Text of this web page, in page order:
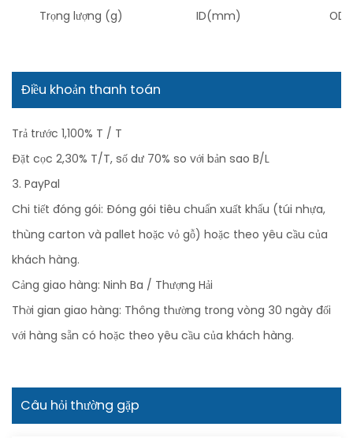
Trọng lượng (g) ID(mm) OD
Điều khoản thanh toán
Trả trước 1,100% T / T
Đặt cọc 2,30% T/T, số dư 70% so với bản sao B/L
3. PayPal
Chi tiết đóng gói: Đóng gói tiêu chuẩn xuất khẩu (túi nhựa,
thùng carton và pallet hoặc vỏ gỗ) hoặc theo yêu cầu của
khách hàng.
Cảng giao hàng: Ninh Ba / Thượng Hải
Thời gian giao hàng: Thông thường trong vòng 30 ngày đối
với hàng sẵn có hoặc theo yêu cầu của khách hàng.
Câu hỏi thường gặp